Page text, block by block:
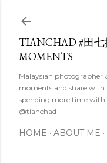
TIANCHAD #田七
MOMENTS
Malaysian photographer
moments and share
spending more time with
@tianchad
HOME ABOUT ME